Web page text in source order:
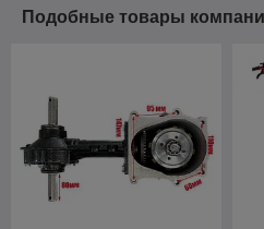
Подобные товары